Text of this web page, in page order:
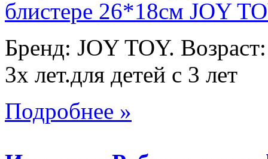
Бренд: JOY TOY.
3х лет.для детей с 3 лет
Подробнее »